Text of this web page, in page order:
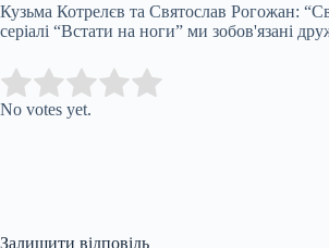
Кузьма Котрелєв та Святослав Рогожан:
серіалі “Встати на ноги” ми зобов'язані
Rate this item:
No votes yet.
Залишити відповідь